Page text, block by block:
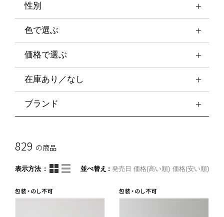
性別
色で選ぶ
価格で選ぶ
在庫あり／なし
ブランド
829 の商品
表示方法 並べ替え 発売日 価格(高い順) 価格(安い順)